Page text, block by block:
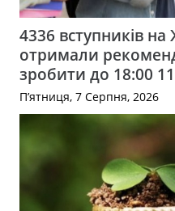
4336 вступників
отримали
зробити до 18:00
П’ятниця, 7 Серпня, 2026